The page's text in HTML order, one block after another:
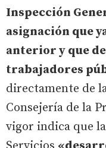
Inspección
asignación que
anterior y que
trabajadores
directamente de
Consejería de la
vigor indica que